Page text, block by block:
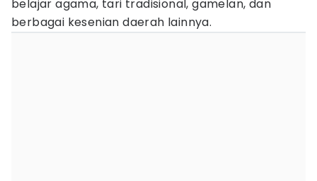
belajar agama, tari tradisional, gamelan, dan
berbagai kesenian daerah lainnya.